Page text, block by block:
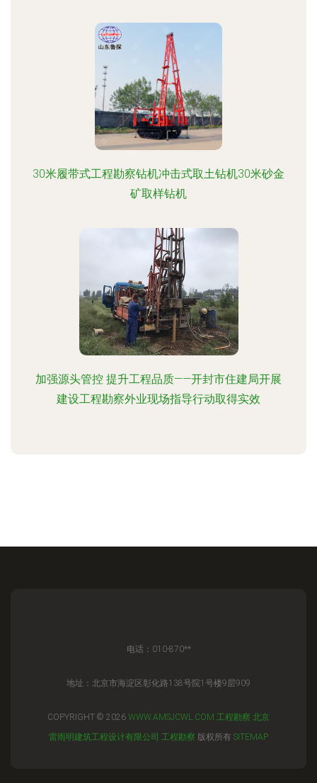
30米履带式工程勘察钻机冲击式取土钻机30米砂金
矿取样钻机
加强源头管控 提升工程品质——开封市住建局开展
建设工程勘察外业现场指导行动取得实效
电话：010-870**
地址：北京市海淀区彰化路138号院1号楼9层909
COPYRIGHT © 2026 WWW.AMSJCWL.COM 工程勘察 北京
雷雨明建筑工程设计有限公司 工程勘察 版权所有 SITEMAP